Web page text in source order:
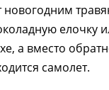
новогодним
елочку
а вместо
самолет.